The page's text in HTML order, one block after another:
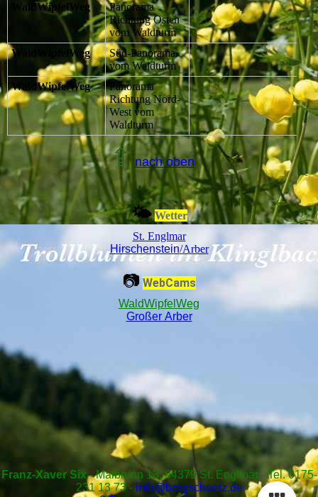
WaldWipfelWeg
Panorama
Richtung Osten
vom Waldturm
WaldWipfelWeg
Süd-Panorama
vom Waldturm
WaldWipfelWeg
Panorama
Richtung Nord-
West vom
Waldturm
⇪ nach oben
🌤 Wetter
St. Englmar
Hirschenstein/Arber
📷 WebCams
WaldWipfelWeg
Großer Arber
Franz-Xaver Six- Maibrunn 13, 94379 St. Englmar - Tel. 0175-
231 13 73 - info@bergschuetz.de